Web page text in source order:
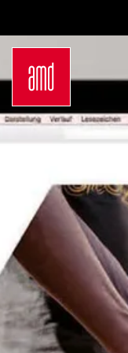
Innenarchitektur
Marken- &
Interior Design
Mode Design
Mode &
Fashion
Communication
Sustainability in
Creative
Fashion & Design
Management
Fashion Design
Master
Luxury
Generatives